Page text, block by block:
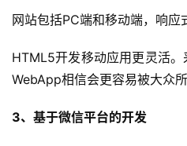
网站包括PC端和移动端，响应
HTML5开发移动应用更灵活。
WebApp相信会更容易被大众所
3、基于微信平台的开发